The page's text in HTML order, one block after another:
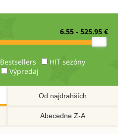
6.55 - 525.95 €
Bestsellers
HIT sezóny
Výpredaj
Od najdrahších
Abecedne Z-A